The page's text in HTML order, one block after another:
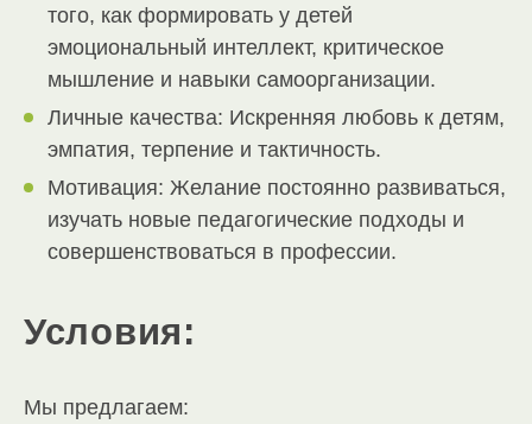
того, как формировать у детей
эмоциональный интеллект, критическое
мышление и навыки самоорганизации.
Личные качества: Искренняя любовь к детям,
эмпатия, терпение и тактичность.
Мотивация: Желание постоянно развиваться,
изучать новые педагогические подходы и
совершенствоваться в профессии.
Условия:
Мы предлагаем: